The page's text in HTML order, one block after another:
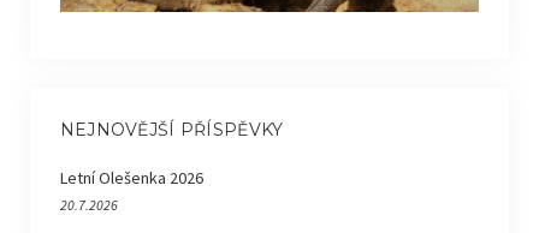
NEJNOVĚJŠÍ PŘÍSPĚVKY
Letní Olešenka 2026
20.7.2026